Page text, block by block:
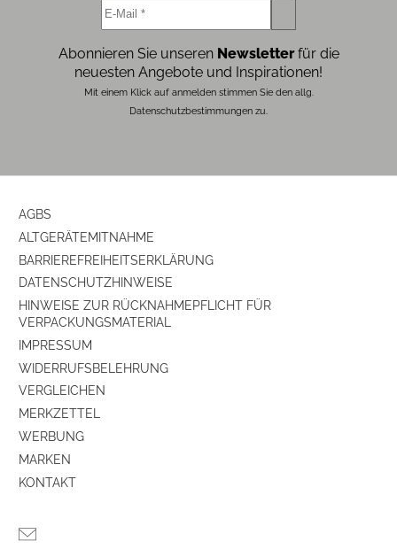
Abonnieren Sie unseren Newsletterfür die
neuesten Angebote und Inspirationen!
Mit einem Klick auf anmelden stimmen Sie den allg.
Datenschutzbestimmungen zu.
AGBS
ALTGERÄTEMITNAHME
BARRIEREFREIHEITSERKLÄRUNG
DATENSCHUTZHINWEISE
HINWEISE ZUR RÜCKNAHMEPFLICHT FÜR
VERPACKUNGSMATERIAL
IMPRESSUM
WIDERRUFSBELEHRUNG
VERGLEICHEN
MERKZETTEL
WERBUNG
MARKEN
KONTAKT